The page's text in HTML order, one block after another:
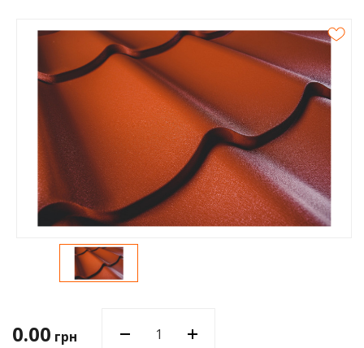
Клея
0.00 грн